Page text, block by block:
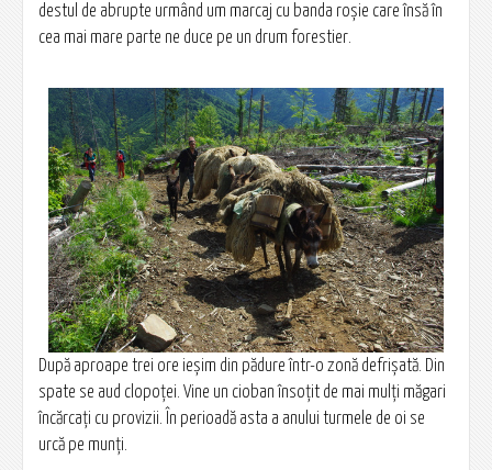
destul de abrupte urmând um marcaj cu banda roşie care însă în
cea mai mare parte ne duce pe un drum forestier.
După aproape trei ore ieşim din pădure într-o zonă defrişată. Din
spate se aud clopoţei. Vine un cioban însoțit de mai mulţi măgari
încărcaţi cu provizii. În perioadă asta a anului turmele de oi se
urcă pe munţi.